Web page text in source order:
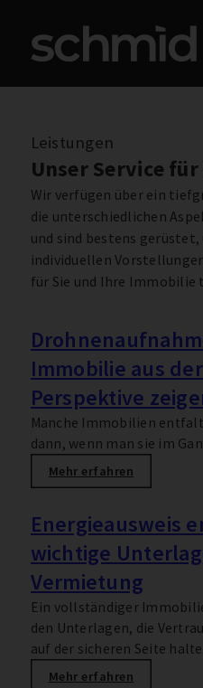
Leistungen
Unser Service für
Wir verfügen über ein
die unterschiedlichen
und sind bestens
individuellen
für Sie und Ihre Immobilie
Immobilie aus
Perspektive
Manche Immobilien
dann, wenn man sie im
Mehr erfahren
Energieausweis
wichtige
Vermietung
Ein vollständiger
den Unterlagen, die
auf der sicheren Seite
Mehr erfahren